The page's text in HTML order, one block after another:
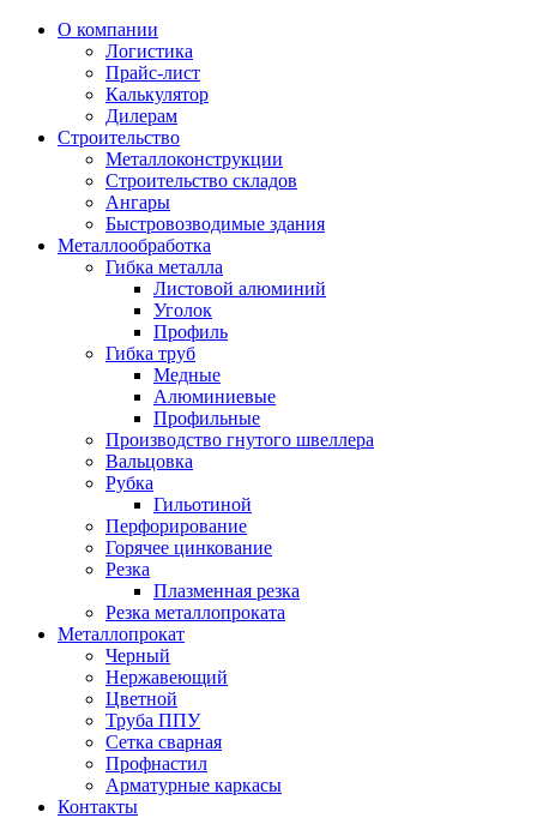
О компании
Логистика
Прайс-лист
Калькулятор
Дилерам
Строительство
Металлоконструкции
Строительство складов
Ангары
Быстровозводимые здания
Металлообработка
Гибка металла
Листовой алюминий
Уголок
Профиль
Гибка труб
Медные
Алюминиевые
Профильные
Производство гнутого швеллера
Вальцовка
Рубка
Гильотиной
Перфорирование
Горячее цинкование
Резка
Плазменная резка
Резка металлопроката
Металлопрокат
Черный
Нержавеющий
Цветной
Труба ППУ
Сетка сварная
Профнастил
Арматурные каркасы
Контакты